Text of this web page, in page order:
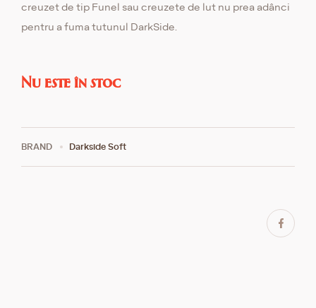
creuzet de tip Funel sau creuzete de lut nu prea adânci
pentru a fuma tutunul DarkSide.
Nu este în stoc
BRAND Darkside Soft